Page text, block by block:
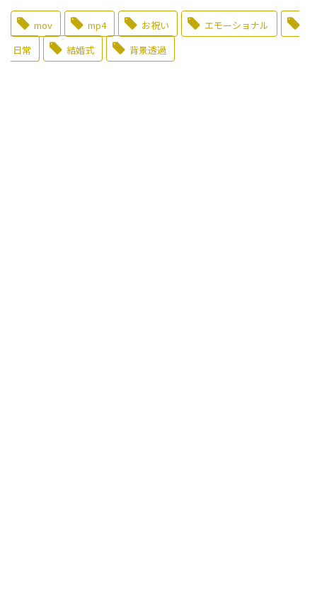
mov mp4 お祝い
エモーショナル
日常
結婚式 背景透過